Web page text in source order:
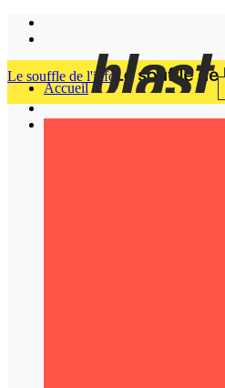
Accueil
Le souffle de l'info